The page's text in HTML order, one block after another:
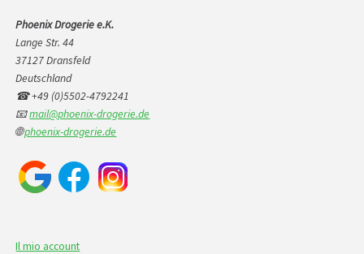
Phoenix Drogerie e.K.
Lange Str. 44
37127 Dransfeld
Deutschland
☎ +49 (0)5502-4792241
📧mail@phoenix-drogerie.de
🌐phoenix-drogerie.de
Il mio account